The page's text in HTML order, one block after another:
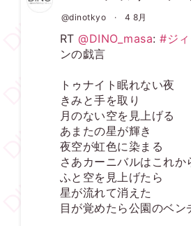
@dinotkyo · 4 8月
RT@DINO_masa:#ジ
ンの戯言
トゥナイト眠れない夜
きみと手を取り
月のない空を見上げる
あまたの星が輝き
夜空が虹色に染まる
さあカーニバルはこれか
ふと空を見上げたら
星が流れて消えた
目が覚めたら公園のベン